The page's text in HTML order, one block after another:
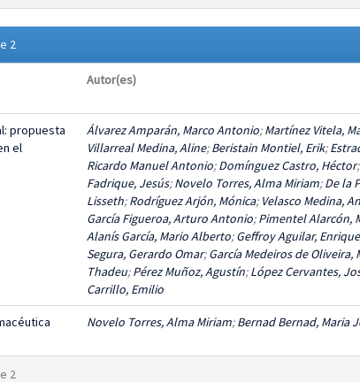
2
Autor(es)
propuesta
el
Álvarez Amparán, Marco Antonio;Martínez Vitela,
Villarreal Medina, Aline;Beristain Montiel, Erik;
Ricardo Manuel Antonio;Domínguez Castro, Héctor;
Fadrique, Jesús;Novelo Torres, Alma Miriam;De la
Lisseth;Rodríguez Arjón, Mónica; Velasco Medina,
García Figueroa, Arturo Antonio;Pimentel Alarcón,
Alanís García, Mario Alberto;Geffroy Aguilar, Enrique
Segura, Gerardo Omar;García Medeiros de Oliveira,
Thadeu;Pérez Muñoz, Agustín;López Cervantes,
Carrillo, Emilio
Novelo Torres, Alma Miriam;Bernad Bernad, Maria
2